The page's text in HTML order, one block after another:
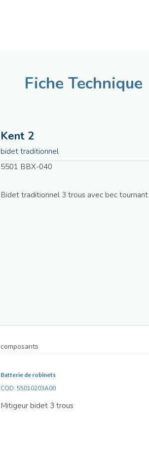
Fiche Technique
Kent 2
bidet traditionnel
5501 BBX-040
Bidet traditionnel 3 trous avec bec
composants
Batterie de robinets
COD: 55010203A00
Mitigeur bidet 3 trous